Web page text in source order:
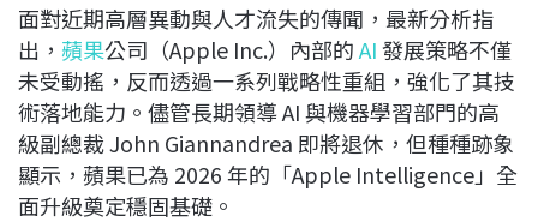
b
o
o
k
a
d
s
e
d
I
n
L
i
n
k
面對近期高層異動與人才流失的傳聞，最新分析指
出， 蘋果公司（Apple Inc.）內部的AI發展策略不僅
未受動搖，反而透過一系列戰略性重組，強化了其技
術落地能力。儘管長期領導 AI 與機器學習部門的高
級副總裁 John Giannandrea 即將退休，但種種跡象
顯示，蘋果已為 2026 年的「Apple Intelligence」全
面升級奠定穩固基礎。